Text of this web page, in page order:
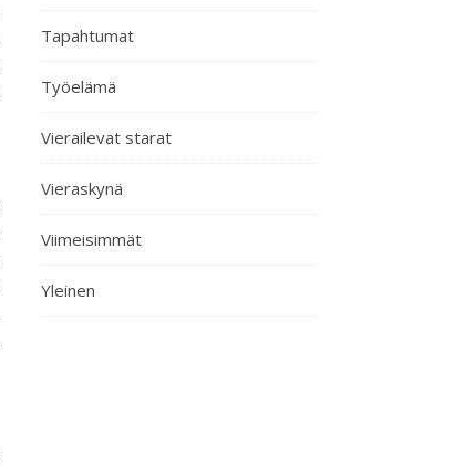
Tapahtumat
Työelämä
Vierailevat starat
Vieraskynä
Viimeisimmät
Yleinen